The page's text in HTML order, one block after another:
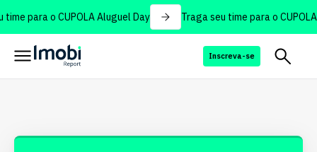
para o CUPOLA Aluguel Day Traga seu time para o
Inscreva-se